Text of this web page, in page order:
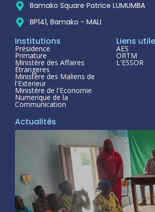
Bamako Square Patrice LUMUMBA
BP141, Bamako - MALI
Institutions
Présidence
Primature
Ministère des Affaires
Étrangeres
Ministère des Maliens de
l'Exterieur
Ministère de l'Economie
Numerique de la
Communication
Liens
AES
ORTM
L'ESSOR
Actualités